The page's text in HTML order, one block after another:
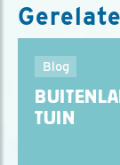
Blog
TUIN